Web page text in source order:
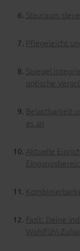
Stauraum
Pflegeleicht
Spiegel
optische
Belastbarkeit
es an
Aktuelle
Fazit: Deine
Wohlfühl-